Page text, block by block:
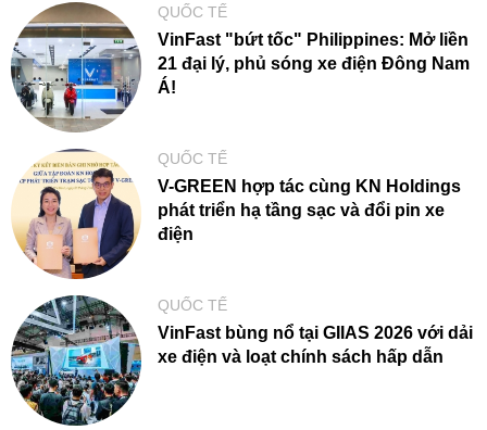
QUỐC TẾ
VinFast "bứt tốc" Philippines: Mở liền
21 đại lý, phủ sóng xe điện Đông Nam
Á!
QUỐC TẾ
V-GREEN hợp tác cùng KN Holdings
phát triển hạ tầng sạc và đổi pin xe
điện
QUỐC TẾ
VinFast bùng nổ tại GIIAS 2026 với dải
xe điện và loạt chính sách hấp dẫn